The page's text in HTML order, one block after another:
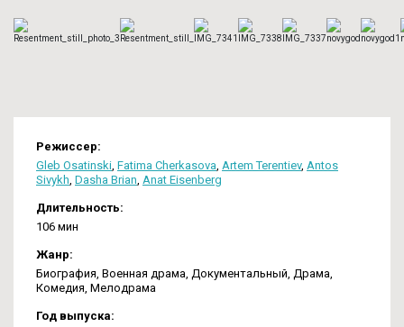
Режиссер:
Gleb Osatinski, Fatima Cherkasova, Artem Terentiev, Antos
Sivykh, Dasha Brian, Anat Eisenberg
Длительность:
106 мин
Жанр:
Биография, Военная драма, Документальный, Драма,
Комедия, Мелодрама
Год выпуска: